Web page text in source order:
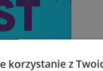
korzystanie z